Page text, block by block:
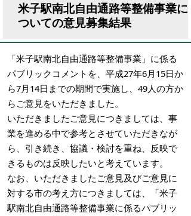
米子駅南北自由通路等整備事業に
ついての意見募集結果
「米子駅南北自由通路等整備事業」に係る
パブリックコメントを、平成27年6月15日か
ら7月14日までの期間で実施し、49人の方か
らご意見をいただきました。
いただきましたご意見につきましては、事
業を進める中で参考とさせていただきなが
ら、引き続き、協議・検討を重ね、反映で
きるものは反映したいと考えています。
なお、いただきましたご意見及びご意見に
対する市の考え方につきましては、「米子
駅南北自由通路等整備事業に係るパブリッ